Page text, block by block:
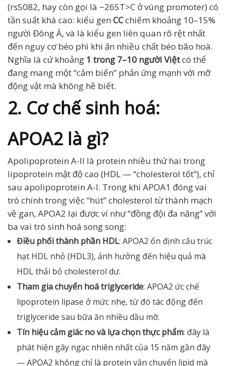
(rs5082, hay còn gọi là −265T>C ở vùng promoter) có
tần suất khá cao: kiểu gen CCchiếm khoảng 10–15%
người Đông Á, và là kiểu gen liên quan rõ rệt nhất
đến nguy cơ béo phì khi ăn nhiều chất béo bão hoà.
Nghĩa là cứ khoảng 1 trong 7–10 người Việtcó thể
đang mang một “cảm biến” phản ứng mạnh với mỡ
động vật mà không hề biết.
2. Cơ chế sinh hoá:
APOA2 là gì?
Apolipoprotein A-II là protein nhiều thứ hai trong
lipoprotein mật độ cao (HDL — “cholesterol tốt”), chỉ
sau apolipoprotein A-I. Trong khi APOA1 đóng vai
trò chính trong việc “hút” cholesterol từ thành mạch
về gan, APOA2 lại được ví như “đồng đội đa năng” với
ba vai trò sinh hoá song song:
Điều phối thành phần HDL: APOA2 ổn định cấu trúc
hạt HDL nhỏ (HDL3), ảnh hưởng đến hiệu quả mà
HDL thải bỏ cholesterol dư.
Tham gia chuyển hoá triglyceride: APOA2 ức chế
lipoprotein lipase ở mức nhẹ, từ đó tác động đến
triglyceride sau bữa ăn nhiều dầu mỡ.
Tín hiệu cảm giác no và lựa chọn thực phẩm: đây là
phát hiện gây ngạc nhiên nhất của 15 năm gần đây
— APOA2 không chỉ là protein vận chuyển lipid mà